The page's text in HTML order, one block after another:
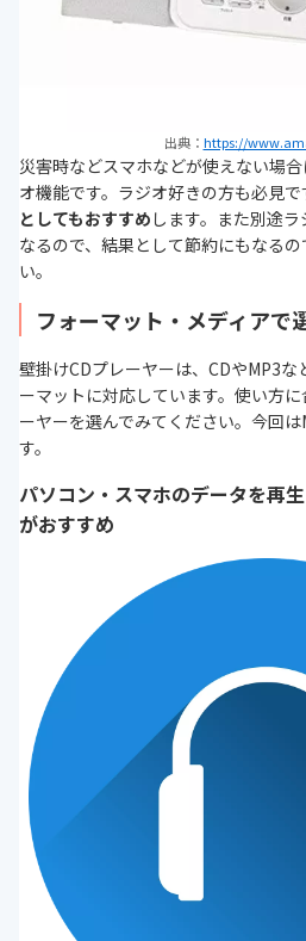
出典： https://
災害時などスマホなどが使えない場
オ機能です。ラジオ好きの方も必見で
としてもおすすめ します。また別途
なるので、結果として節約にもなる
い。
フォーマット・メディアで
壁掛けCDプレーヤーは、CDやMP3
ーマットに対応しています。使い方
ーヤーを選んでみてください。今回
す。
パソコン・スマホのデータを再
がおすすめ